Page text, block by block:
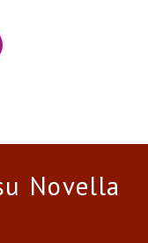
Novella